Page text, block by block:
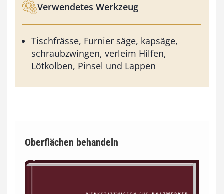
Verwendetes Werkzeug
Tischfrässe, Furnier säge, kapsäge,
schraubzwingen, verleim Hilfen,
Lötkolben, Pinsel und Lappen
Oberflächen behandeln